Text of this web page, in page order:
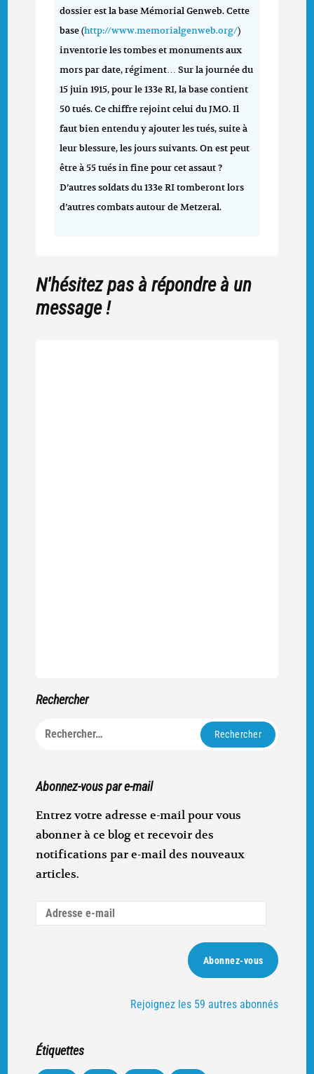
dossier est la base Mémorial Genweb. Cette
base (http://www.memorialgenweb.org/)
inventorie les tombes et monuments aux
mors par date, régiment… Sur la journée du
15 juin 1915, pour le 133e RI, la base contient
50 tués. Ce chiffre rejoint celui du JMO. Il
faut bien entendu y ajouter les tués, suite à
leur blessure, les jours suivants. On est peut
être à 55 tués in fine pour cet assaut ?
D’autres soldats du 133e RI tomberont lors
d’autres combats autour de Metzeral.
N'hésitez pas à répondre à un
message !
Rechercher
Rechercher :
Abonnez-vous par e-mail
Entrez votre adresse e-mail pour vous
abonner à ce blog et recevoir des
notifications par e-mail des nouveaux
articles.
Adresse
Abonnez-vous
Rejoignez les 59 autres abonnés
Étiquettes